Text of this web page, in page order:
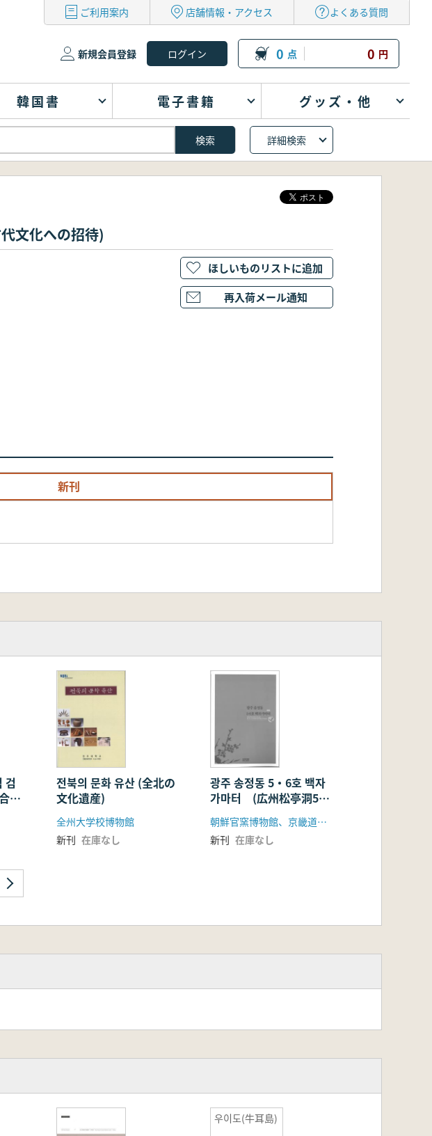
ご利用案内 店舗情報・アクセス よくある質問
新規会員登録 0 点 0 円
韓国書 電子書籍 グッズ・他
詳細検索
代文化への招待)
新刊
ほしいものリストに追加
再入荷メール通知
검
的
전북의 문화 유산 (全北の
文化遺産)
全州大学校博物館
新刊 在庫なし
광주 송정동 5・6호 백자
가마터 (広州松亭洞5・
6号白磁窯址)
朝鮮官窯博物館、京畿道広州市
新刊 在庫なし
우이도(牛耳島)